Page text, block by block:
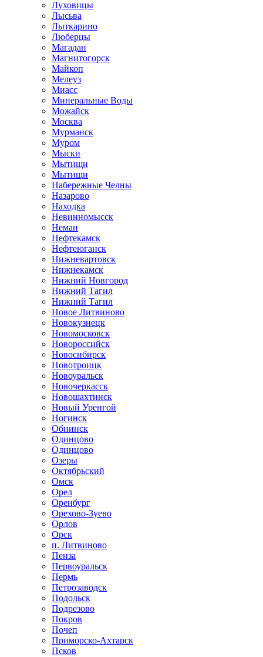
Луховицы
Лысьва
Лыткарино
Люберцы
Магадан
Магнитогорск
Майкоп
Мелеуз
Миасс
Минеральные Воды
Можайск
Москва
Мурманск
Муром
Мыски
Мытищи
Мытищи
Набережные Челны
Назарово
Находка
Невинномысск
Неман
Нефтекамск
Нефтеюганск
Нижневартовск
Нижнекамск
Нижний Новгород
Нижний Тагил
Нижний Тагил
Новое Литвиново
Новокузнецк
Новомосковск
Новороссийск
Новосибирск
Новотроицк
Новоуральск
Новочеркасск
Новошахтинск
Новый Уренгой
Ногинск
Обнинск
Одинцово
Одинцово
Озеры
Октябрьский
Омск
Орел
Оренбург
Орехово-Зуево
Орлов
Орск
п. Литвиново
Пенза
Первоуральск
Пермь
Петрозаводск
Подольск
Подрезово
Покров
Почеп
Приморско-Ахтарск
Псков